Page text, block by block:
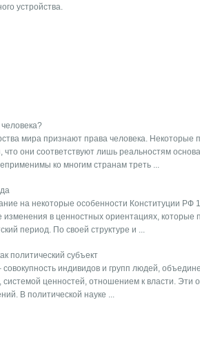
устройства.
мира признают права человека. Некоторые
что они соответствуют лишь реальностям
ко многим странам треть ...
на некоторые особенности Конституции РФ
изменения в ценностных ориентациях, которые
период. По своей структуре и ...
политический субъект
индивидов и групп людей,
ценностей, отношением к власти. Эти
В политической науке ...